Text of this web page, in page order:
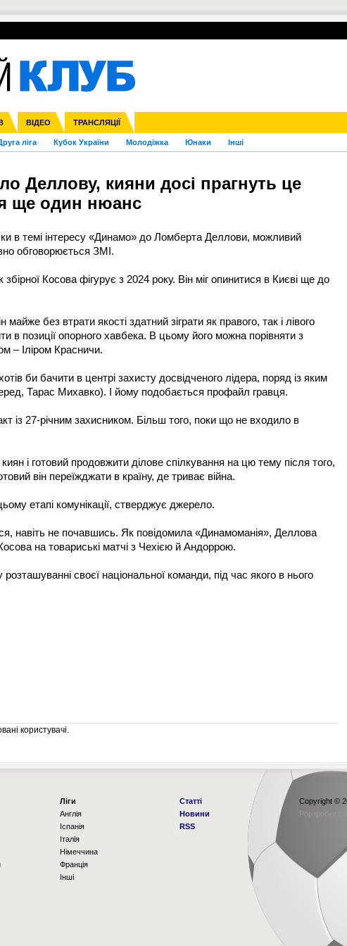
ВІДЕО ТРАНСЛЯЦІЇ
ліга Кубок України Молодіжка Юнаки Інші
Ліга націй Ліга конференцій
Франція ІншіЧЄ-2015 (U-21)
УПЛ-ПЕРЕХОДИ
Деллову, кияни досі прагнуть це
ще один нюанс
в темі інтересу «Динамо» до Ломберта Деллови, можливий
обговорюється ЗМІ.
Косова фігурує з 2024 року. Він міг опинитися в Києві ще до
без втрати якості здатний зіграти як правого, так і лівого
в позиції опорного хавбека. В цьому його можна порівняти з
– Іліром Красничи.
би бачити в центрі захисту досвідченого лідера, поряд із яким
Тарас Михавко). І йому подобається профайл гравця.
із 27-річним захисником. Більш того, поки що не входило в
і готовий продовжити ділове спілкування на цю тему після того,
він переїжджати в країну, де триває війна.
етапі комунікації, стверджує джерело.
навіть не почавшись. Як повідомила «Динамоманія», Деллова
на товариські матчі з Чехією й Андоррою.
своєї національної команди, під час якого в нього
користувачі.
Ліги
Англія
Іспанія
Італія
Німеччина
Франція
Інші
Статті
Новини
RSS
Copyright ©
Рорзробка